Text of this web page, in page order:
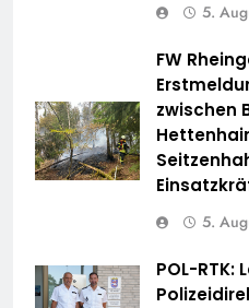
5.
FW
zwischen
5.
POL-